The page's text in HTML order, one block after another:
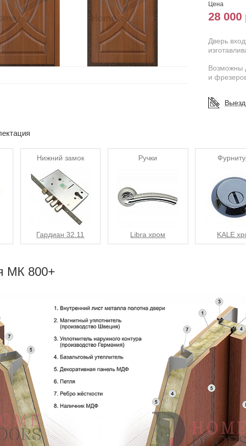
Цена
28 000
Дверь
Возможны
и
Нижний замок
Гардиан 32.11
Ручки
Libra хром KALE
МК 800+